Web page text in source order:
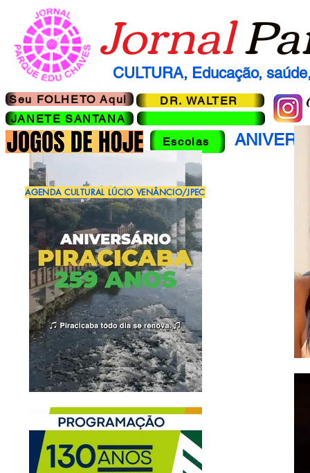
Jornal
CULTURA, Educação,
Seu FOLHETO Aqui
Escolas
AGENDA CULTURAL LÚCIO VENÂNCIO/JPEC
JANETE SANTANA
DR. WALTER